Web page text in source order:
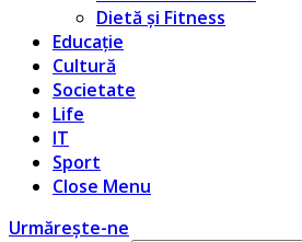
Dietă și Fitness
Educație
Cultură
Societate
Life
IT
Sport
Close Menu
Urmărește-ne